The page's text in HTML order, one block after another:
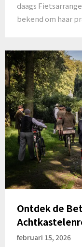
daags
bekend om haar
Ontdek de
februari 15, 2026